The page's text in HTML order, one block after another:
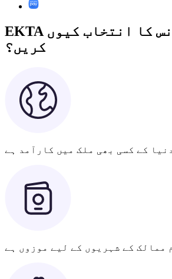
EKTA ٹریول انشورنس کا انتخاب کیوں
کریں؟
کے کسی بھی ملک میں کارآمد ہے
ممالک کے شہریوں کے لیے موزوں ہے